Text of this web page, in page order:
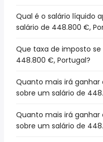
Qual é o salário líquido
salário de 448.800 €,
Que taxa de imposto
448.800 €, Portugal?
Quanto mais irá
sobre um salário de
Quanto mais irá
sobre um salário de